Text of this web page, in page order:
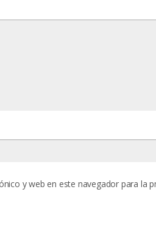
y web en este navegador para la